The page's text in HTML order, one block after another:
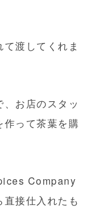
渡してくれま
お店のスタッ
作って茶葉を購
Company
接仕入れたも